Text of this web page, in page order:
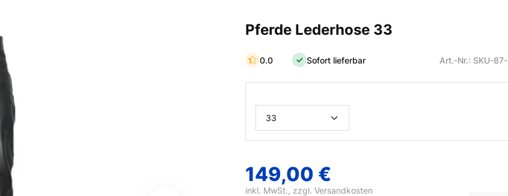
Pferde Lederhose 33
0.0 Sofort lieferbar Art.-Nr.: SKU-
149,00 €
inkl. MwSt., zzgl.Versandkosten